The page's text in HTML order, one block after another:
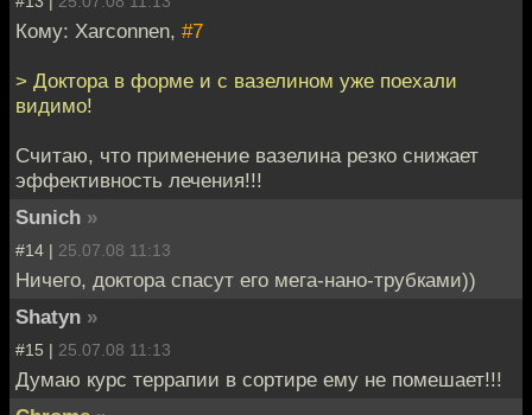
Кому: Xarconnen, #7
> Доктора в форме и с вазелином уже поехали
видимо!
Считаю, что применение вазелина резко снижает
эффективность лечения!!!
Sunich »
#14 | 25.07.08 11:13
Ничего, доктора спасут его мега-нано-трубками))
Shatyn »
#15 | 25.07.08 11:13
Думаю курс террапии в сортире ему не помешает!!!